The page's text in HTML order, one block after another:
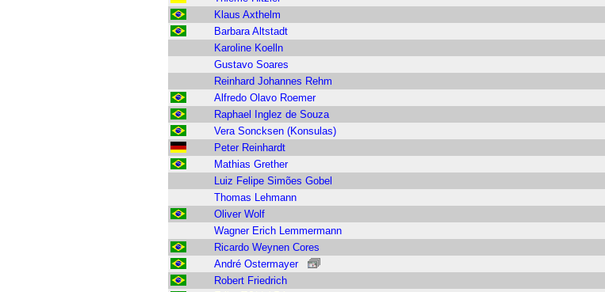
Klaus Axthelm
Barbara Altstadt
Karoline Koelln
Gustavo Soares
Reinhard Johannes Rehm
Alfredo Olavo Roemer
Raphael Inglez de Souza
Vera Soncksen (Konsulas)
Peter Reinhardt
Mathias Grether
Luiz Felipe Simões Gobel
Thomas Lehmann
Oliver Wolf
Wagner Erich Lemmermann
Ricardo Weynen Cores
André Ostermayer
Robert Friedrich